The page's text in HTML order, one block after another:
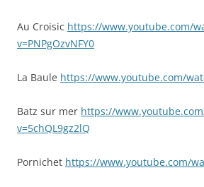
Au Croisic https://www.youtube.com/
v=PNPgOzvNFY0
La Baule https://www.youtube.com/
Batz sur mer https://
v=5chQL9gz2lQ
Pornichet https://www.youtube.com/